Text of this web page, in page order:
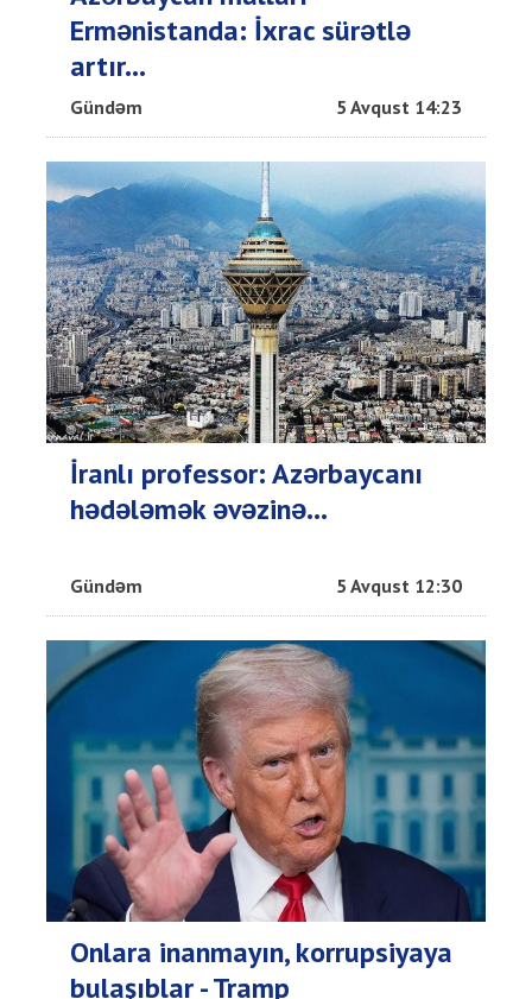
Ermənistanda: İxrac sürətlə
artır...
Gündəm 5 Avqust 14:23
İranlı professor: Azərbaycanı
hədələmək əvəzinə...
Gündəm 5 Avqust 12:30
Onlara inanmayın, korrupsiyaya
bulaşıblar - Tramp